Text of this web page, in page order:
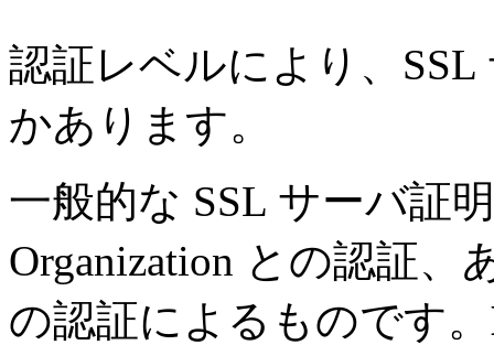
認証レベルにより、
かあります。
一般的な SSL サーバ証
Organization との認証、
の認証によるものです。